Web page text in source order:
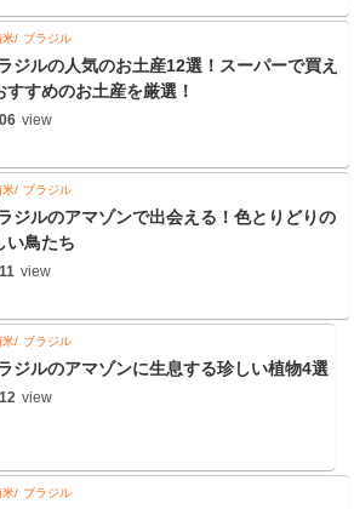
米 ブラジル
ジルの人気のお土産12選！スーパーで買え
すすめのお土産を厳選！
view
米 ブラジル
ジルのアマゾンで出会える！色とりどりの
い鳥たち
view
米 ブラジル
ジルのアマゾンに生息する珍しい植物4選
view
米 ブラジル